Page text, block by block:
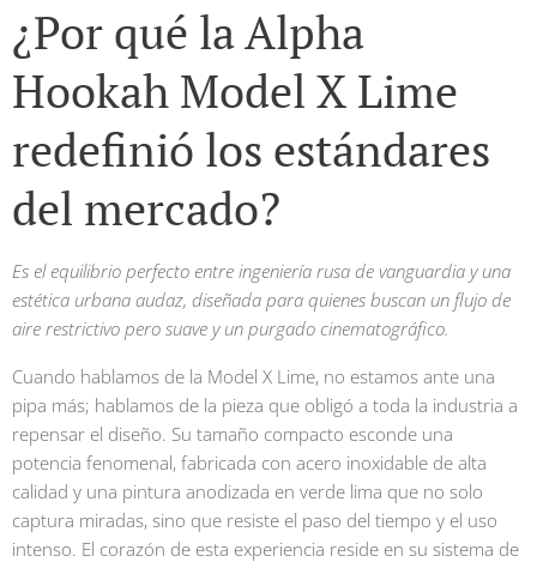
¿Por qué la Alpha
Hookah Model X Lime
redefinió los estándares
del mercado?
Es el equilibrio perfecto entre ingeniería rusa de vanguardia y una
estética urbana audaz, diseñada para quienes buscan un flujo de
aire restrictivo pero suave y un purgado cinematográfico.
Cuando hablamos de la Model X Lime, no estamos ante una
pipa más; hablamos de la pieza que obligó a toda la industria a
repensar el diseño. Su tamaño compacto esconde una
potencia fenomenal, fabricada con acero inoxidable de alta
calidad y una pintura anodizada en verde lima que no solo
captura miradas, sino que resiste el paso del tiempo y el uso
intenso. El corazón de esta experiencia reside en su sistema de